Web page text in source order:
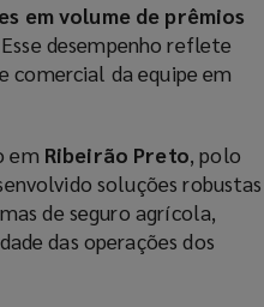
em volume de prêmios
desempenho reflete
comercial da equipe em
em Ribeirão Preto, polo
soluções robustas
de seguro agrícola,
das operações dos